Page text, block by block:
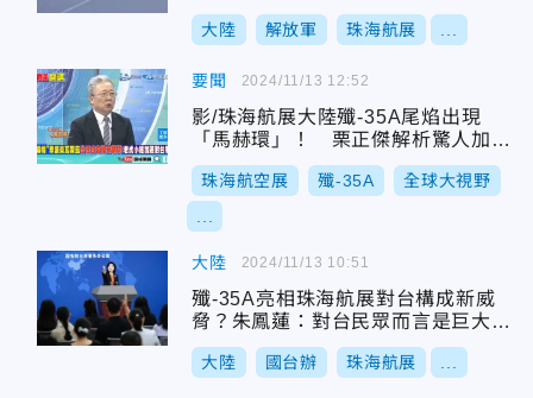
簡單
大陸 解放軍 珠海航展
要聞
影/珠海航展大陸殲-35A尾焰出現
「馬赫環」！ 栗正傑解析驚人加速
力
珠海航空展 殲-35A 全球大視野
2024/11/13 12:52
大陸
殲-35A亮相珠海航展對台構成新威
脅？朱鳳蓮：對台民眾而言是巨大保
護
大陸 國台辦 珠海航展
2024/11/13 10:51